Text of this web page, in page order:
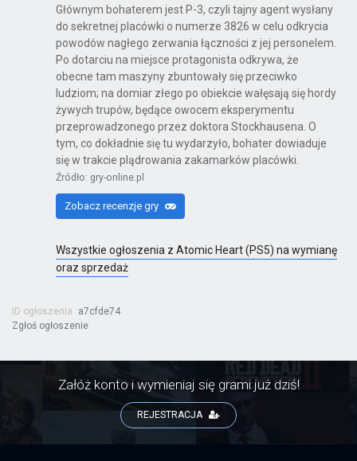
Głównym bohaterem jest P-3, czyli tajny agent wysłany
do sekretnej placówki o numerze 3826 w celu odkrycia
powodów nagłego zerwania łączności z jej personelem.
Po dotarciu na miejsce protagonista odkrywa, że
obecne tam maszyny zbuntowały się przeciwko
ludziom; na domiar złego po obiekcie wałęsają się hordy
żywych trupów, będące owocem eksperymentu
przeprowadzonego przez doktora Stockhausena. O
tym, co dokładnie się tu wydarzyło, bohater dowiaduje
się w trakcie plądrowania zakamarków placówki.
Źródło: gry-online.pl
Zobacz recenzje gry
Wszystkie ogłoszenia z Atomic Heart (PS5) na wymianę
oraz sprzedaż
ID ogłoszenia
a7cfde74
Zgłoś ogłoszenie
Załóż konto i wymieniaj się grami już dziś!
REJESTRACJA